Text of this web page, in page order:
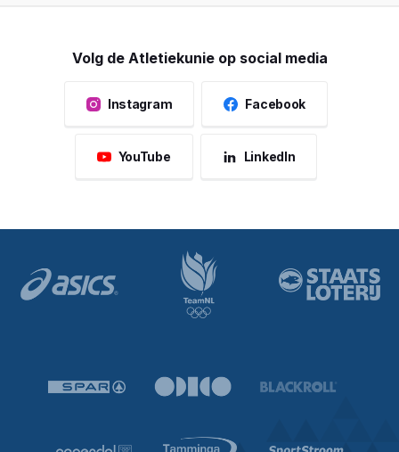
Volg de Atletiekunie op social media
Instagram Facebook
YouTube LinkedIn